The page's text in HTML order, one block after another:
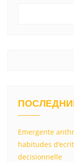
Emergente
habitudes
decisionnelle